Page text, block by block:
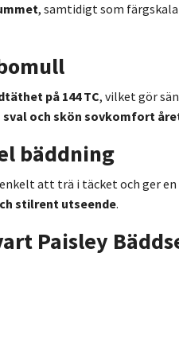
, samtidigt som
på 144 TC, vilket gör
sval och skön sovkomfort
bäddning
att trä i täcket och ger en
stilrent utseende.
Paisley